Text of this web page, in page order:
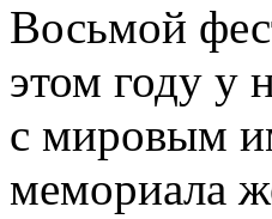
Восьмой
этом году у
с мировым
мемориала